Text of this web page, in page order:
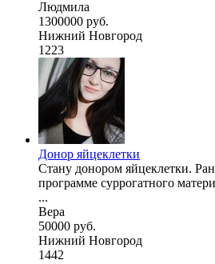
Людмила
1300000 руб.
Нижний Новгород
1223
Донор яйцеклетки
Стану донором яйцеклетки.
программе суррогатного
...
Вера
50000 руб.
Нижний Новгород
1442